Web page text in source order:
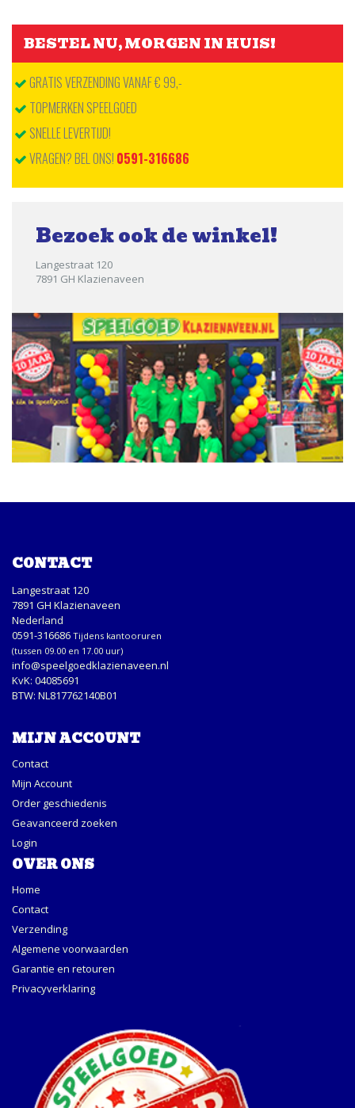
BESTEL NU, MORGEN IN HUIS!
GRATIS VERZENDING VANAF € 99,-
TOPMERKEN SPEELGOED
SNELLE LEVERTIJD!
VRAGEN? BEL ONS! 0591-316686
Bezoek ook de winkel!
Langestraat 120
7891 GH Klazienaveen
CONTACT
Langestraat 120
7891 GH Klazienaveen
Nederland
0591-316686 Tijdens kantooruren
(tussen 09.00 en 17.00 uur)
info@speelgoedklazienaveen.nl
KvK: 04085691
BTW: NL817762140B01
MIJN ACCOUNT
Contact
Mijn Account
Order geschiedenis
Geavanceerd zoeken
Login
OVER ONS
Home
Contact
Verzending
Algemene voorwaarden
Garantie en retouren
Privacyverklaring